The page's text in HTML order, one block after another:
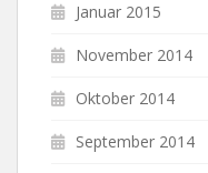
Januar 2015
November 2014
Oktober 2014
September 2014